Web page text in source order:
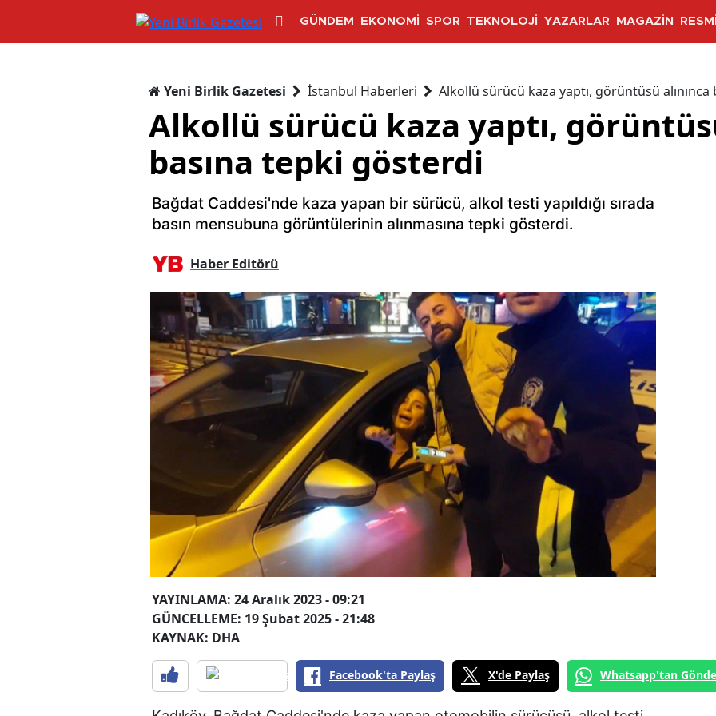
GÜNDEM EKONOMİ SPOR TEKNOLOJİ YAZARLAR MAGAZİN
Yeni Birlik Gazetesi İstanbul Haberleri Alkollü sürücü kaza yaptı, görüntüsü
Alkollü sürücü kaza yaptı,
basına tepki gösterdi
Bağdat Caddesi'nde kaza yapan bir sürücü, alkol testi yapıldığı sırada
basın mensubuna görüntülerinin alınmasına tepki gösterdi.
Haber Editörü
YAYINLAMA: 24 Aralık 2023 - 09:21
GÜNCELLEME: 19 Şubat 2025 - 21:48
KAYNAK: DHA
Facebook'ta Paylaş X'de Paylaş Whatsapp'tan